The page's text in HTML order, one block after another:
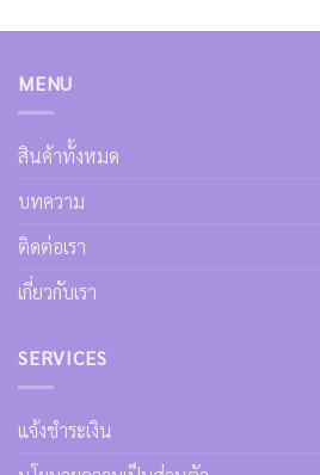
MENU
สินค้าทั้งหมด
บทความ
ติดต่อเรา
เกี่ยวกับเรา
SERVICES
แจ้งชำระเงิน